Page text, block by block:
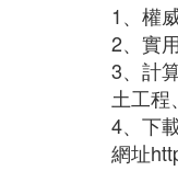
1、權
2、實
3、計
土工程
4、下
網址